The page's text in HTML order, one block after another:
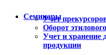
Семинары
Учет
Оборот
Учет и хранение
продукции